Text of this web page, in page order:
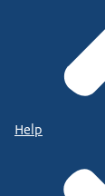
Help